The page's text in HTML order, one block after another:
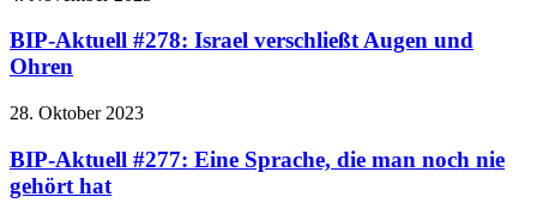
BIP-Aktuell #278: Israel verschließt Augen und
Ohren
28. Oktober 2023
BIP-Aktuell #277: Eine Sprache, die man noch nie
gehört hat